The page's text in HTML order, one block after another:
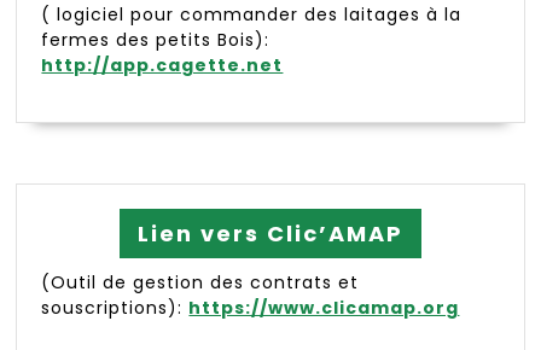
( logiciel pour commander des laitages à la
fermes des petits Bois):
http://app.cagette.net
Lien vers Clic’AMAP
(Outil de gestion des contrats et
souscriptions): https://www.clicamap.org